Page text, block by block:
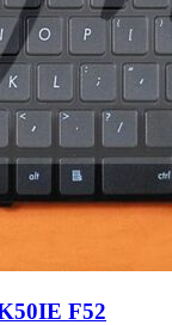
F52